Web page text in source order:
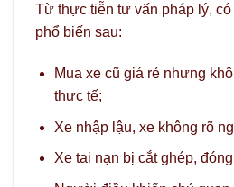
Từ thực tiễn tư vấn pháp lý, có
phổ biến sau:
Mua xe cũ giá rẻ nhưng
thực tế;
Xe nhập lậu, xe không rõ
Xe tai nạn bị cắt ghép,